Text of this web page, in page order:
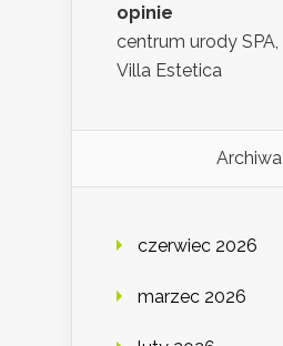
opinie
centrum urody
Villa Estetica
Archiwa
czerwiec 2026
marzec 2026